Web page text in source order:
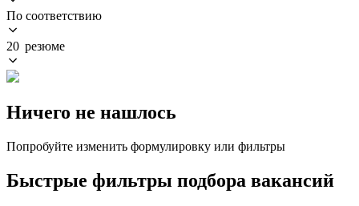
По соответствию
20 резюме
Ничего не нашлось
Попробуйте изменить формулировку или фильтры
Быстрые фильтры подбора вакансий